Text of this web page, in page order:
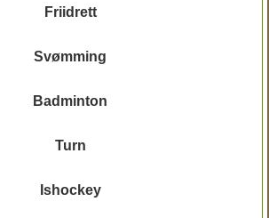
Friidrett
Svømming
Badminton
Turn
Ishockey